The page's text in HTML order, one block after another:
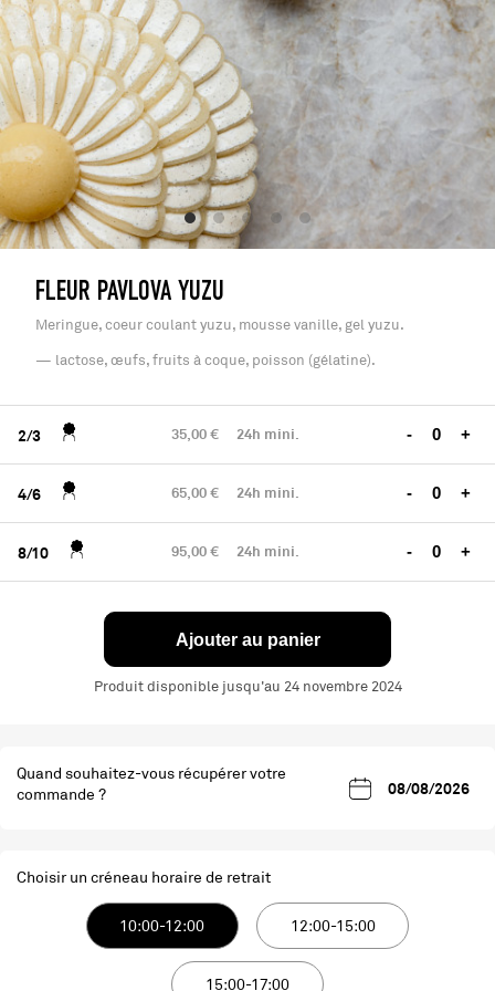
Quand souhaitez-vous récupérer votre
commande ?
Choisir un créneau horaire de retrait
10:00-12:00 12:00-15:00
15:00-17:00
FLEUR PAVLOVA YUZU
Meringue, coeur coulant yuzu, mousse vanille, gel yuzu.
— lactose, œufs, fruits à coque, poisson (gélatine).
2/3 35,00 € 24h mini. - +
4/6 65,00 € 24h mini. - +
8/10 95,00 € 24h mini. - +
Ajouter au panier
Produit disponible jusqu'au 24 novembre 2024